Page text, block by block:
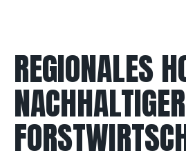
REGIONALES
NACHHALTIGER